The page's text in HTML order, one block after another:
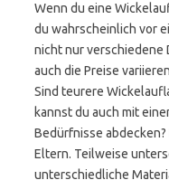
Wenn du eine
du wahrscheinlich vor
nicht nur verschiedene
auch die Preise
Sind teurere
kannst du auch mit
Bedürfnisse
Eltern. Teilweise
unterschiedliche